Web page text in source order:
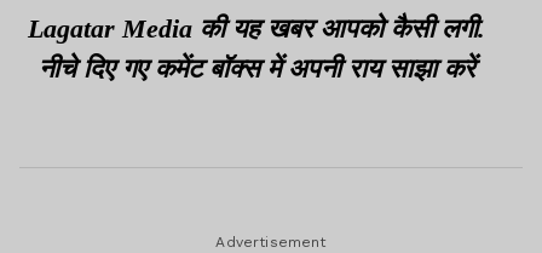
मारपीट
में लोग
Lagatar Media की यह खबर आपको कैसी लगी.
नीचे दिए गए कमेंट बॉक्स में अपनी राय साझा करें
Advertisement